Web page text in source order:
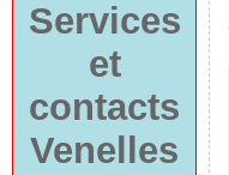
Services
et
contacts
Venelles